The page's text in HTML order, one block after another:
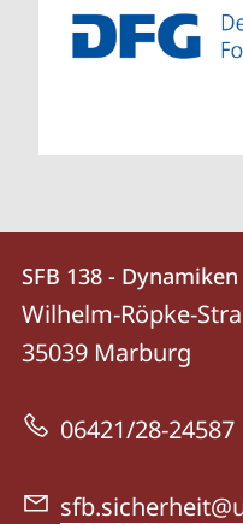
Kontakt
und
Informationen
zur
Website
SFB
138
-
Dynamiken
Sicherheit
SFB 138 -
Wilhelm-Röpke-
35039 Marburg
06421/28-24587